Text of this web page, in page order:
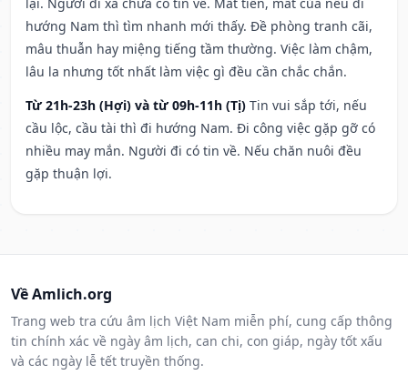
hướng Nam thì tìm nhanh mới thấy. Đề phòng tranh cãi,
mâu thuẫn hay miệng tiếng tầm thường. Việc làm chậm,
lâu la nhưng tốt nhất làm việc gì đều cần chắc chắn.
Từ 21h-23h (Hợi) và từ 09h-11h (Tị) Tin vui sắp tới, nếu
cầu lộc, cầu tài thì đi hướng Nam. Đi công việc gặp gỡ có
nhiều may mắn. Người đi có tin về. Nếu chăn nuôi đều
gặp thuận lợi.
Về Amlich.org
Trang web tra cứu âm lịch Việt Nam miễn phí, cung cấp thông
tin chính xác về ngày âm lịch, can chi, con giáp, ngày tốt xấu
và các ngày lễ tết truyền thống.